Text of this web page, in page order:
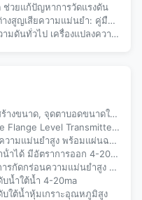
ช่วยแก้ปัญหาการวัดแรงดัน
มือแก้ปัญหาด้านวิศวกรรมสําหรับ fd3051sdp
ปลงความดันอุตสาหกรรมที่ประหยัด 4-20ma
LD Remote Flange Level Transmitter แก้ปัญหาการวัดระดับ
แก้ปัญหาความท้าทายในอุตสาหกรรมที่รุนแรง
ล HART สําหรับการใช้งานอุตสาหกรรมที่ทนทานต่อการกัดกร่อน
เซ็นเซอร์ระดับน้ําแบบไฮโดรสแตตติกจากเหล็กไร้สแตนเลส 316l
พร้อมเอาต์พุตสัญญาณคู่สำหรับใช้ในอุตสาหกรรม
น้ำใต้น้ำ 4-20ma
ใต้น้ำหุ้มเกราะอุณหภูมิสูง